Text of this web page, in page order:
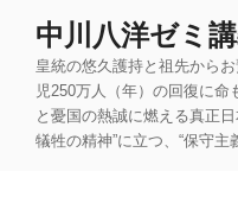
中川八洋ゼミ
皇統の悠久護持と祖先から
児250万人（年）の回復に
と憂国の熱誠に燃える真正
犠牲の精神”に立つ、“保守主